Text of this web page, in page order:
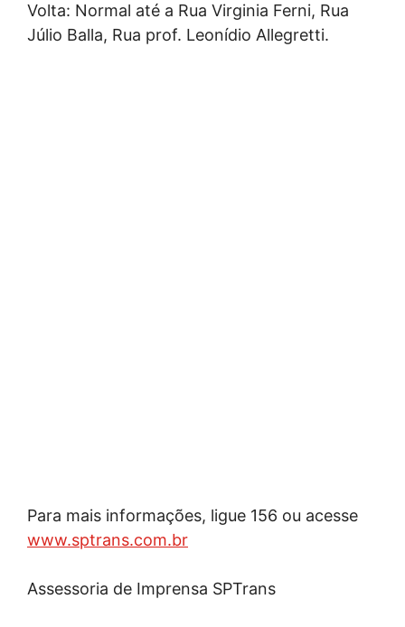
Volta: Normal até a Rua Virginia Ferni, Rua
Júlio Balla, Rua prof. Leonídio Allegretti.
Para mais informações, ligue 156 ou acesse
www.sptrans.com.br
Assessoria de Imprensa SPTrans